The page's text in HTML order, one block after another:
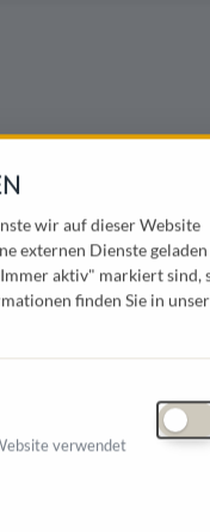
wir auf dieser Website
externen Dienste
aktiv" markiert sind,
finden Sie in
verwendet